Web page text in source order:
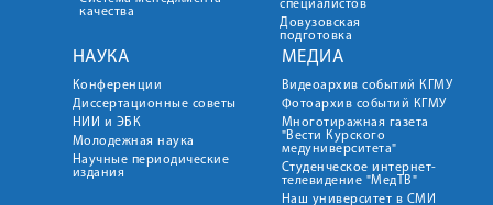
качества
специалистов
Довузовская
подготовка
НАУКА
Конференции
Диссертационные советы
НИИ и ЭБК
Молодежная наука
Научные периодические
издания
МЕДИА
Видеоархив событий КГМУ
Фотоархив событий КГМУ
Многотиражная газета
"Вести Курского
медуниверситета"
Студенческое интернет-
телевидение "МедТВ"
Наш университет в СМИ